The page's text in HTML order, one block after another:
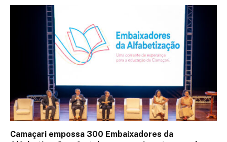
Camaçari empossa 300 Embaixadores da